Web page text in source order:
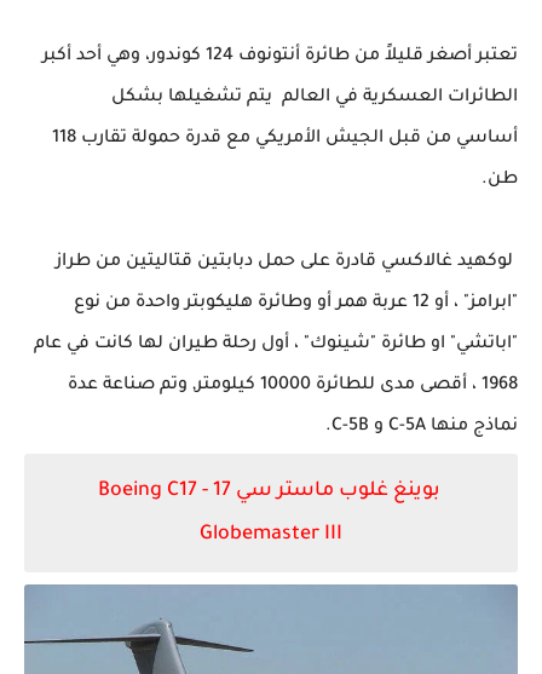
تعتبر أصغر قليلاً من طائرة أنتونوف 124 كوندور، وهي أحد أكبر
الطائرات العسكرية في العالم يتم تشغيلها بشكل
أساسي من قبل الجيش الأمريكي مع قدرة حمولة تقارب 118
طن.
لوكهيد غالاكسي قادرة على حمل دبابتين قتاليتين من طراز
"ابرامز" ، أو 12 عربة همر أو وطائرة هليكوبترواحدة من نوع
"اباتشي" او طائرة "شينوك" ، أول رحلة طيران لها كانت في عام
1968 ، أقصى مدى للطائرة 10000 كيلومتر, وتم صناعة عدة
نماذج منها C-5A و C-5B
.
بوينغ غلوب ماستر سي 17 -
Boeing C17
Globemaster III